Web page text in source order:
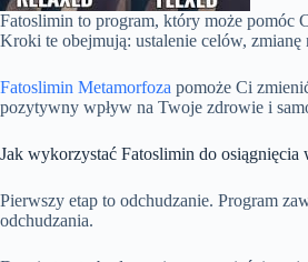
Fatoslimin to program, który może pomóc
Kroki te obejmują: ustalenie celów,
Fatoslimin Metamorfoza pomoże Ci
pozytywny wpływ na Twoje zdrowie i
Jak wykorzystać Fatoslimin do
Pierwszy etap to odchudzanie. Program
odchudzania.